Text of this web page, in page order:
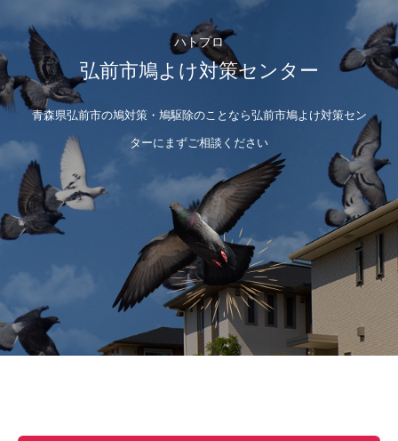
ハトプロ
弘前市鳩よけ対策センター
青森県弘前市の鳩対策・鳩駆除のことなら弘前市鳩よけ対策セン
ターにまずご相談ください